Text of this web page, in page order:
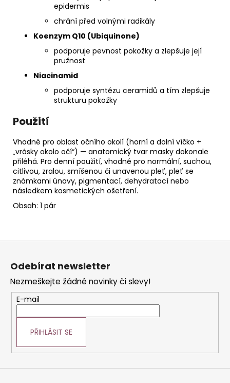
epidermis
chrání před volnými radikály
Koenzym Q10 (Ubiquinone)
podporuje pevnost pokožky a zlepšuje její
pružnost
Niacinamid
podporuje syntézu ceramidů a tím zlepšuje
strukturu pokožky
Použití
Vhodné pro oblast očního okolí (horní a dolní víčko +
„vrásky okolo očí“) — anatomický tvar masky dokonale
přiléhá. Pro denní použití, vhodné pro normální, suchou,
citlivou, zralou, smíšenou či unavenou pleť, pleť se
známkami únavy, pigmentací, dehydratací nebo
následkem kosmetických ošetření.
Obsah: 1 pár
Z
Odebírat newsletter
Nezmeškejte žádné novinky či slevy!
E-mail
PŘIHLÁSIT SE